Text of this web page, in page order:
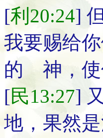
[利20:24]
我要赐给
的 神，使
[民13:27]
地，果然